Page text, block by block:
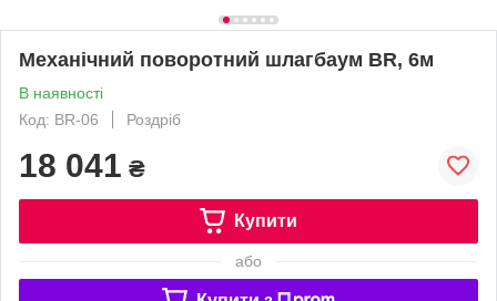
Механічний поворотний шлагбаум BR, 6м
В наявності
Код: BR-06
Роздріб
18 041 ₴
Купити
або